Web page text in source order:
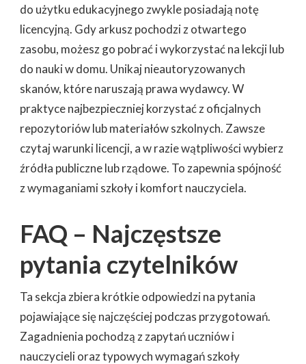
do użytku edukacyjnego zwykle posiadają notę
licencyjną. Gdy arkusz pochodzi z otwartego
zasobu, możesz go pobrać i wykorzystać na lekcji lub
do nauki w domu. Unikaj nieautoryzowanych
skanów, które naruszają prawa wydawcy. W
praktyce najbezpieczniej korzystać z oficjalnych
repozytoriów lub materiałów szkolnych. Zawsze
czytaj warunki licencji, a w razie wątpliwości wybierz
źródła publiczne lub rządowe. To zapewnia spójność
z wymaganiami szkoły i komfort nauczyciela.
FAQ – Najczęstsze
pytania czytelników
Ta sekcja zbiera krótkie odpowiedzi na pytania
pojawiające się najczęściej podczas przygotowań.
Zagadnienia pochodzą z zapytań uczniów i
nauczycieli oraz typowych wymagań szkoły